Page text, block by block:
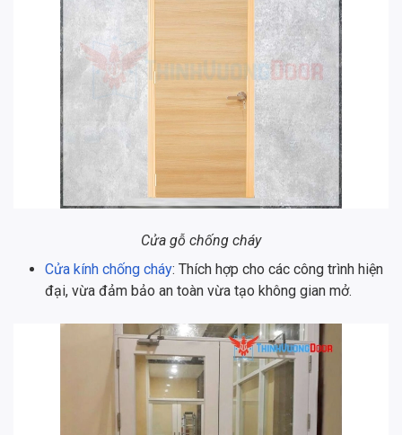
Cửa gỗ chống cháy
Cửa kính chống cháy: Thích hợp cho các công trình hiện
đại, vừa đảm bảo an toàn vừa tạo không gian mở.